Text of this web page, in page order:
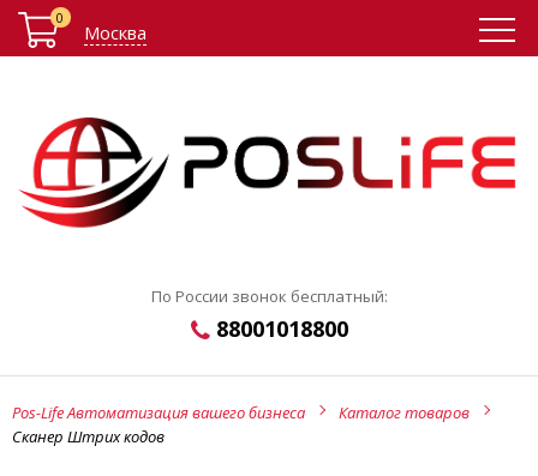
Москва
По России звонок бесплатный:
88001018800
0
Pos-Life Автоматизация вашего бизнеса
Каталог товаров
Сканер Штрих кодов